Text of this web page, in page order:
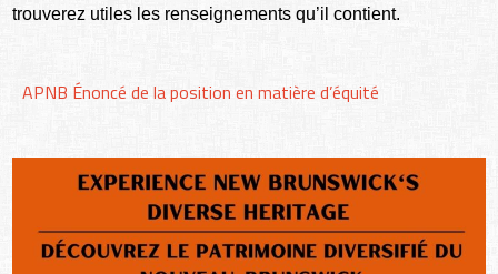
trouverez utiles les renseignements qu’il contient.
APNB Énoncé de la position en matière d’équité